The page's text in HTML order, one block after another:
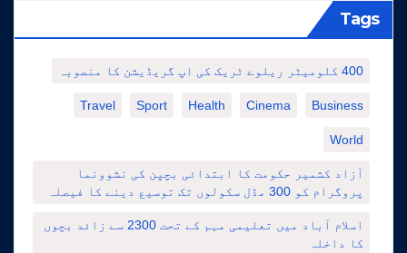
Tags
400 کلومیٹر ریلوے ٹریک کی اپ گریڈیشن کا منصوبہ
Business
Cinema
Health
Sport
Travel
World
آزاد کشمیر حکومت کا ابتدائی بچپن کی نشوونما
پروگرام کو 300 مڈل سکولوں تک توسیع دینے کا فیصلہ
اسلام آباد میں تعلیمی مہم کے تحت 2300 سے زائد بچوں
کا داخلہ